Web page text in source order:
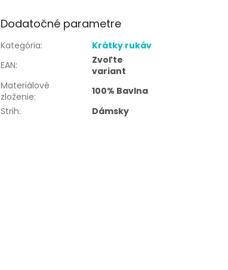
Dodatočné parametre
Kategória:
Krátky rukáv
EAN:
Zvoľte
variant
Materiálové
zloženie:
100% Bavlna
Strih: Dámsky